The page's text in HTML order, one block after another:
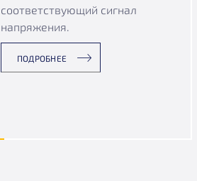
соответствующий сигнал
напряжения.
ПОДРОБНЕЕ